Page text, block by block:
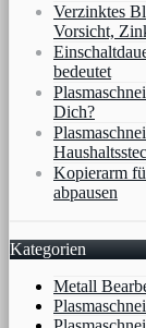
Verzinktes
Vorsicht,
bedeutet
Dich?
Kopierarm
abpausen
Kategorien
Metall